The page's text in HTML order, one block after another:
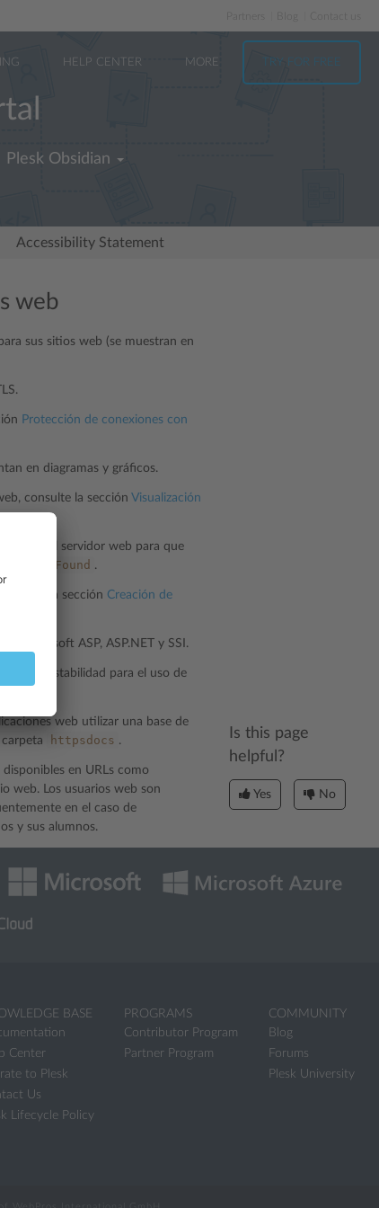
Partners
HELP CENTER MORE TRY FOR FREE
Plesk Obsidian
Accessibility Statement
web
sus sitios web (se muestran en
Protección de conexiones con
en diagramas y gráficos.
consulte la sección Visualización
el servidor web para que
Found .
la sección Creación de
Microsoft ASP, ASP.NET y SSI.
mejor estabilidad para el uso de
web utilizar una base de
httpsdocs .
en URLs como
web. Los usuarios web son
en el caso de
y sus alumnos.
Is this page
helpful?
Yes No
BASE
Center
to Plesk
Us
Lifecycle Policy
PROGRAMS
Contributor Program
Partner Program
COMMUNITY
Blog
Forums
Plesk University